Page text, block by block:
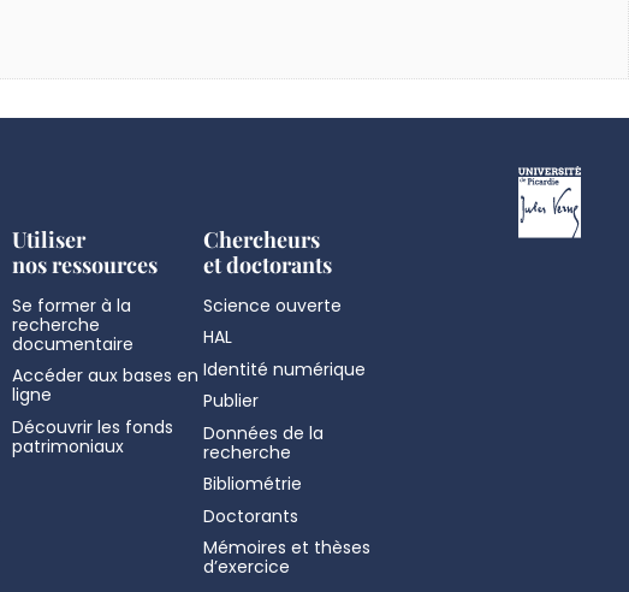
Utiliser
nos ressources
Se former à la
recherche
documentaire
Accéder aux bases en
ligne
Découvrir les fonds
patrimoniaux
Chercheurs
et doctorants
Science ouverte
HAL
Identité numérique
Publier
Données de la
recherche
Bibliométrie
Doctorants
Mémoires et thèses
d’exercice